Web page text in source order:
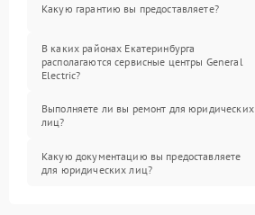
Какую гарантию вы предоставляете?
В каких районах Екатеринбурга
располагаются сервисные центры General
Electric?
Выполняете ли вы ремонт для юридических
лиц?
Какую документацию вы предоставляете
для юридических лиц?